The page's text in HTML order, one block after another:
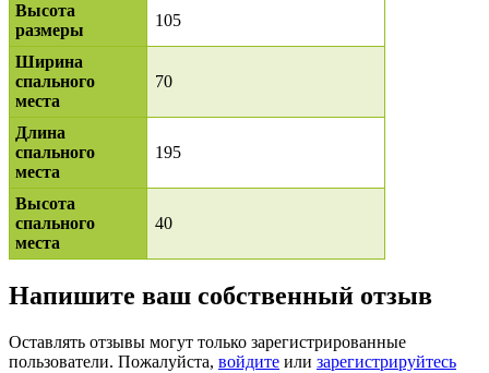
Высота
размеры
105
Ширина
спального
места
70
Длина
спального
места
195
Высота
спального
места
40
Напишите ваш собственный отзыв
Оставлять отзывы могут только зарегистрированные
пользователи. Пожалуйста, войдите или зарегистрируйтесь